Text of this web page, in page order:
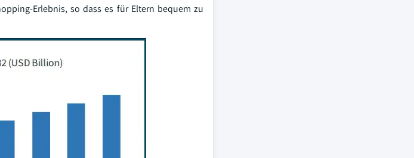
Erlebnis, so dass es für Eltern bequem zu